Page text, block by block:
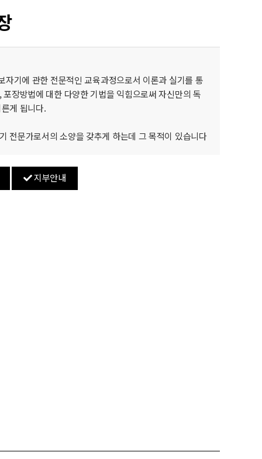
자기에 관한 전문적인 교육과정으로서 이론과 실기를 통
장방법에 대한 다양한 기법을 익힘으로써 자신만의 독
게 됩니다.
전문가로서의 소양을 갖추게 하는데 그 목적이 있습니다
지부안내